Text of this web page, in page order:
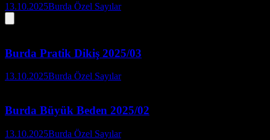
13.10.2025Burda Özel Sayılar
Burda Pratik Dikiş 2025/03
13.10.2025Burda Özel Sayılar
Burda Büyük Beden 2025/02
13.10.2025Burda Özel Sayılar